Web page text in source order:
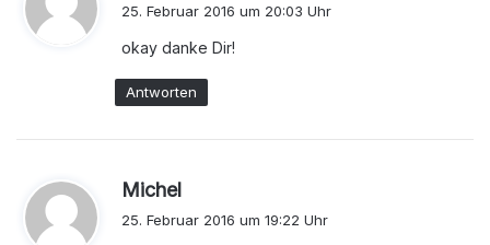
t
:
25. Februar 2016 um 20:03 Uhr
okay danke Dir!
Antworten
Michel
25. Februar 2016 um 19:22 Uhr